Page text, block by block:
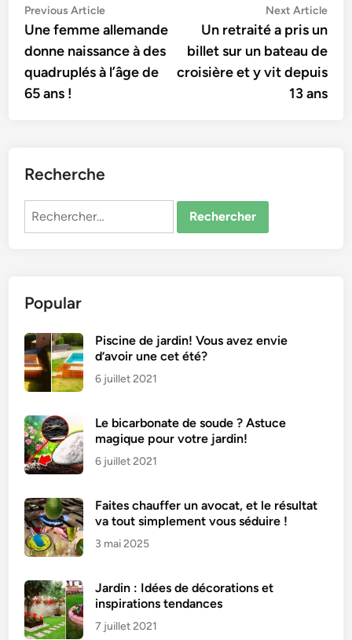
Navigation
de
l’article
Previous ArticlePrevious
article:
Une femme allemande
donne naissance à des
quadruplés à l’âge de
65 ans !
Next Article
Un retraité a pris un
billet sur un bateau de
croisière et y vit depuis
13 ans
Recherche
Rechercher :
Popular
Piscine de jardin! Vous avez envie
d’avoir une cet été?
6 juillet 2021
Le bicarbonate de soude ? Astuce
magique pour votre jardin!
6 juillet 2021
Faites chauffer un avocat, et le résultat
va tout simplement vous séduire !
3 mai 2025
Jardin : Idées de décorations et
inspirations tendances
7 juillet 2021